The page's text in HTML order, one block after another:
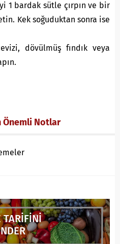
1 bardak sütle çırpın ve bir
Kek soğuduktan sonra ise
dövülmüş fındık veya
Önemli Notlar
TARİFİNİ